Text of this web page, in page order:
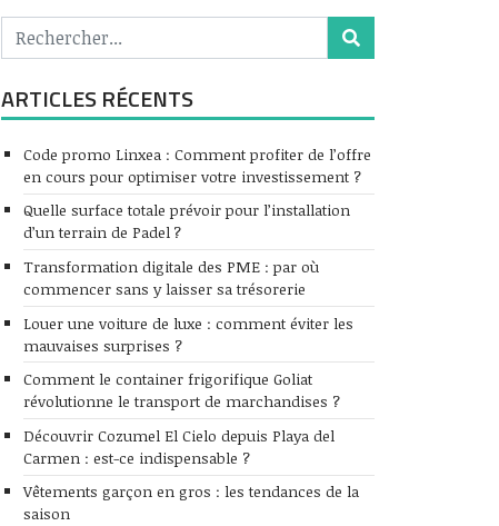
ARTICLES RÉCENTS
Code promo Linxea : Comment profiter de l’offre
en cours pour optimiser votre investissement ?
Quelle surface totale prévoir pour l’installation
d’un terrain de Padel ?
Transformation digitale des PME : par où
commencer sans y laisser sa trésorerie
Louer une voiture de luxe : comment éviter les
mauvaises surprises ?
Comment le container frigorifique Goliat
révolutionne le transport de marchandises ?
Découvrir Cozumel El Cielo depuis Playa del
Carmen : est-ce indispensable ?
Vêtements garçon en gros : les tendances de la
saison